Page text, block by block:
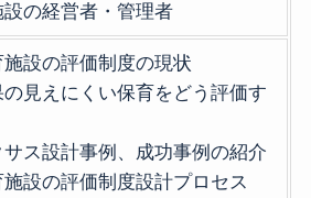
の経営者・管理者
施設の評価制度の現状
の見えにくい保育をどう評価す
サス設計事例、成功事例の紹介
施設の評価制度設計プロセス